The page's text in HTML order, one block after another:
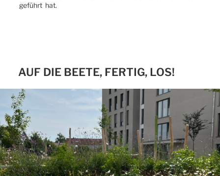
geführt hat.
AUF DIE BEETE, FERTIG, LOS!